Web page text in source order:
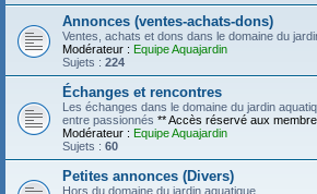
Annonces (ventes-achats-dons)
Ventes, achats et dons dans le domaine du
Modérateur : Equipe Aquajardin
Sujets : 224
Échanges et rencontres
Les échanges dans le domaine du jardin
entre passionnés ** Accès réservé aux
Modérateur : Equipe Aquajardin
Sujets : 60
Petites annonces (Divers)
Hors du domaine du jardin aquatique